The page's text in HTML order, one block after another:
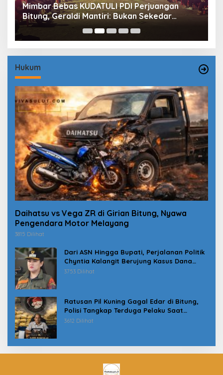
Mimbar Bebas KUDATULI PDI Perjuangan
Bitung, Geraldi Mantiri: Bukan Sekedar
Sejarah
Hukum
Daihatsu vs Vega ZR di Girian Bitung, Nyawa
Pengendara Motor Melayang
3815 Dilihat
Dari ASN Hingga Bupati, Perjalanan Politik
Chyntia Kalangit Berujung Kasus Dana
Erupsi Gunung Ruang
3753 Dilihat
Ratusan Pil Kuning Gagal Edar di Bitung,
Polisi Tangkap Terduga Pelaku Saat
Jemput Paket
3612 Dilihat